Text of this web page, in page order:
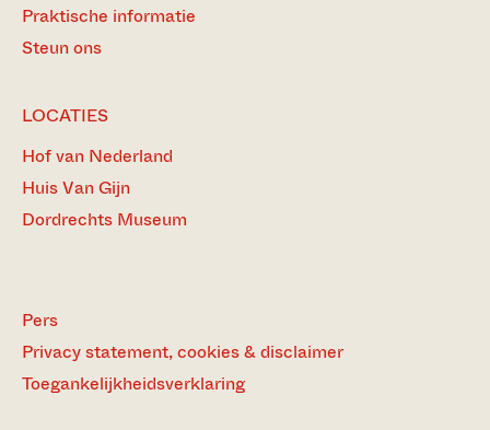
Praktische informatie
Steun ons
LOCATIES
Hof van Nederland
Huis Van Gijn
Dordrechts Museum
Pers
Privacy statement, cookies & disclaimer
Toegankelijkheidsverklaring